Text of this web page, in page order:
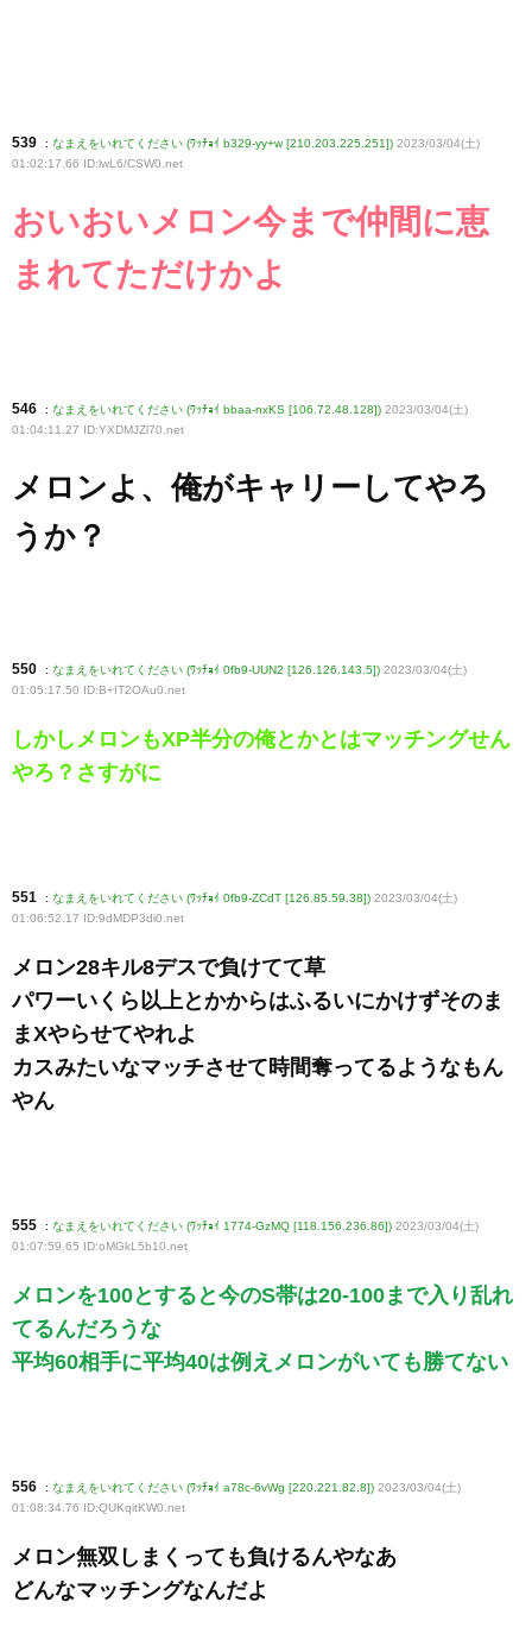
539 : なまえをいれてください (ﾜｯﾁｮｲ b329-yy+w [210.203.225.251]) 2023/03/04(土)
01:02:17.66 ID:lwL6/CSW0.net
おいおいメロン今まで仲間に恵
まれてただけかよ
546 : なまえをいれてください (ﾜｯﾁｮｲ bbaa-nxKS [106.72.48.128]) 2023/03/04(土)
01:04:11.27 ID:YXDMJZl70.net
メロンよ、俺がキャリーしてやろ
うか？
550 : なまえをいれてください (ﾜｯﾁｮｲ 0fb9-UUN2 [126.126.143.5]) 2023/03/04(土)
01:05:17.50 ID:B+IT2OAu0 .net
しかしメロンもXP半分の俺とかとはマッチングせん
やろ？さすがに
551 : なまえをいれてください (ﾜｯﾁｮｲ 0fb9-ZCdT [126.85.59.38]) 2023/03/04(土)
01:06:52.17 ID:9dMDP3di0 .net
メロン28キル8デスで負けてて草
パワーいくら以上とかからはふるいにかけずそのま
まXやらせてやれよ
カスみたいなマッチさせて時間奪ってるようなもん
やん
555 : なまえをいれてください (ﾜｯﾁｮｲ 1774-GzMQ [118.156.236.86]) 2023/03/04(土)
01:07:59.65 ID:oMGkL5b10 .net
メロンを100とすると今のS帯は20-100まで入り乱れ
てるんだろうな
平均60相手に平均40は例えメロンがいても勝てない
556 : なまえをいれてください (ﾜｯﾁｮｲ a78c-6vWg [220.221.82.8]) 2023/03/04(土)
01:08:34.76 ID:QUKqitKW0 .net
メロン無双しまくっても負けるんやなあ
どんなマッチングなんだよ